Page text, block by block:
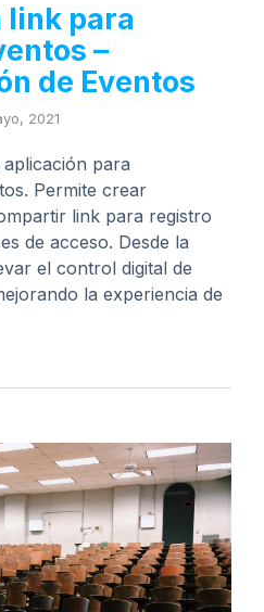
para
–
de Eventos
2021
para
Permite crear
link para registro
de acceso. Desde la
el control digital de
la experiencia de